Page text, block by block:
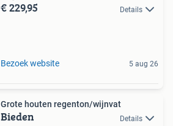
€ 229,95 Details
Bezoek website 5 aug 26
Grote houten regenton/wijnvat
Bieden Details